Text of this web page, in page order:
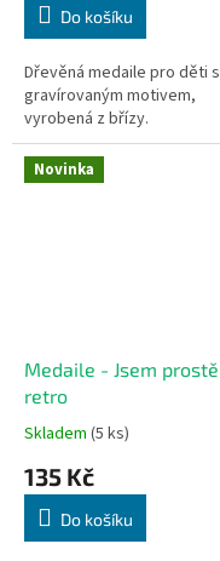
Do košíku
Dřevěná medaile pro děti s
gravírovaným motivem,
vyrobená z břízy.
Novinka
Medaile - Jsem prostě
retro
Skladem (5 ks)
135 Kč
Do košíku